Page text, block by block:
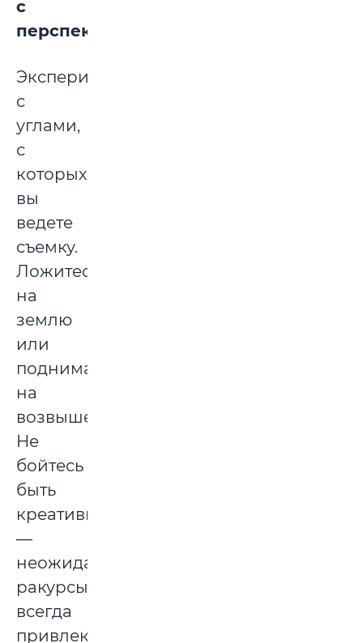
с
перспективой
Экспериментируйте
с
углами,
с
которых
вы
ведете
съемку.
Ложитесь
на
землю
или
поднимайтесь
на
возвышенность.
Не
бойтесь
быть
креативными
—
неожиданные
ракурсы
всегда
привлекают